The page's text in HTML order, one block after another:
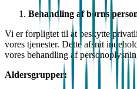
Behandling af børns
Vi er forpligtet til at beskytte
vores tjenester. Dette afsnit
vores behandling af
Aldersgrupper: